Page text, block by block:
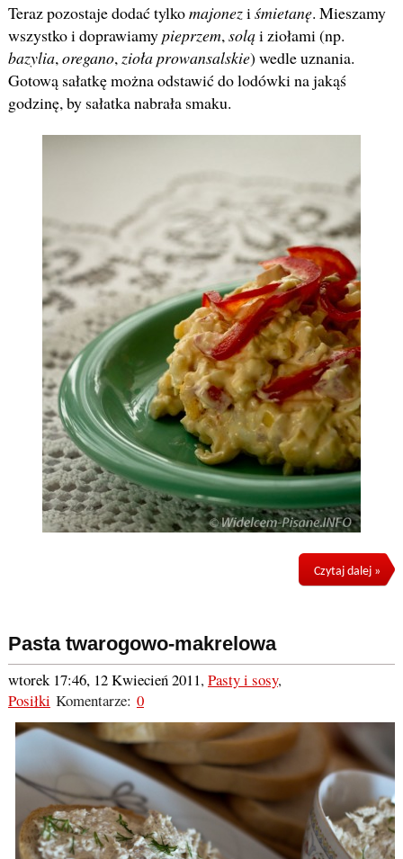
Teraz pozostaje dodać tylkomajoneziśmietanę. Mieszamy
wszystko i doprawiamypieprzem,soląi ziołami (np.
bazylia,oregano,zioła prowansalskie) wedle uznania.
Gotową sałatkę można odstawić do lodówki na jakąś
godzinę, by sałatka nabrała smaku.
Czytaj dalej »
Pasta twarogowo-makrelowa
wtorek 17:46, 12 Kwiecień 2011,Pasty i sosy,
Posiłki Komentarze: 0